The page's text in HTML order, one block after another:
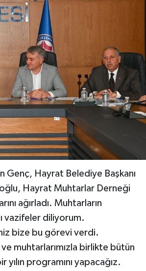
Genç, Hayrat Belediye Başkanı
Hayrat Muhtarlar Derneği
ağırladı. Muhtarların
vazifeler diliyorum.
bize bu görevi verdi.
muhtarlarımızla birlikte bütün
programını yapacağız.